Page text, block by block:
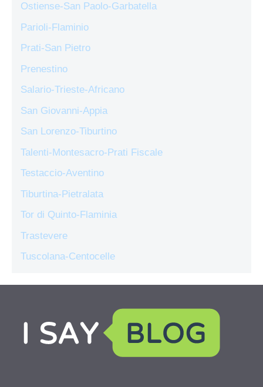
Ostiense-San Paolo-Garbatella
Parioli-Flaminio
Prati-San Pietro
Prenestino
Salario-Trieste-Africano
San Giovanni-Appia
San Lorenzo-Tiburtino
Talenti-Montesacro-Prati Fiscale
Testaccio-Aventino
Tiburtina-Pietralata
Tor di Quinto-Flaminia
Trastevere
Tuscolana-Centocelle